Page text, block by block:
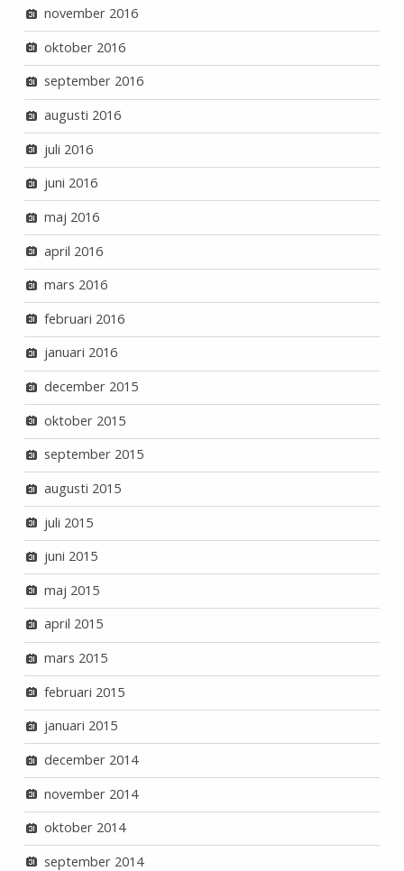
november 2016
oktober 2016
september 2016
augusti 2016
juli 2016
juni 2016
maj 2016
april 2016
mars 2016
februari 2016
januari 2016
december 2015
oktober 2015
september 2015
augusti 2015
juli 2015
juni 2015
maj 2015
april 2015
mars 2015
februari 2015
januari 2015
december 2014
november 2014
oktober 2014
september 2014